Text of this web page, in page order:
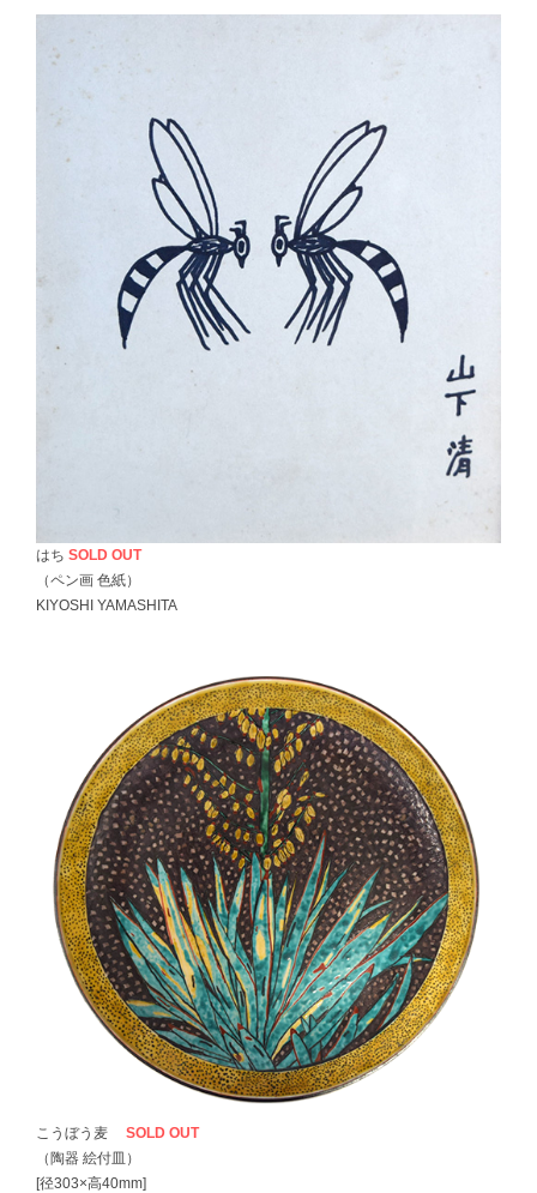
はち SOLD OUT
（ペン画 色紙）
KIYOSHI YAMASHITA
こうぼう麦
SOLD OUT
（陶器 絵付皿）
[径303×高40mm]